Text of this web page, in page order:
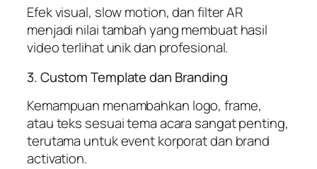
Efek visual, slow motion, dan filter AR
menjadi nilai tambah yang membuat hasil
video terlihat unik dan profesional.
3. Custom Template dan Branding
Kemampuan menambahkan logo, frame,
atau teks sesuai tema acara sangat penting,
terutama untuk event korporat dan brand
activation.